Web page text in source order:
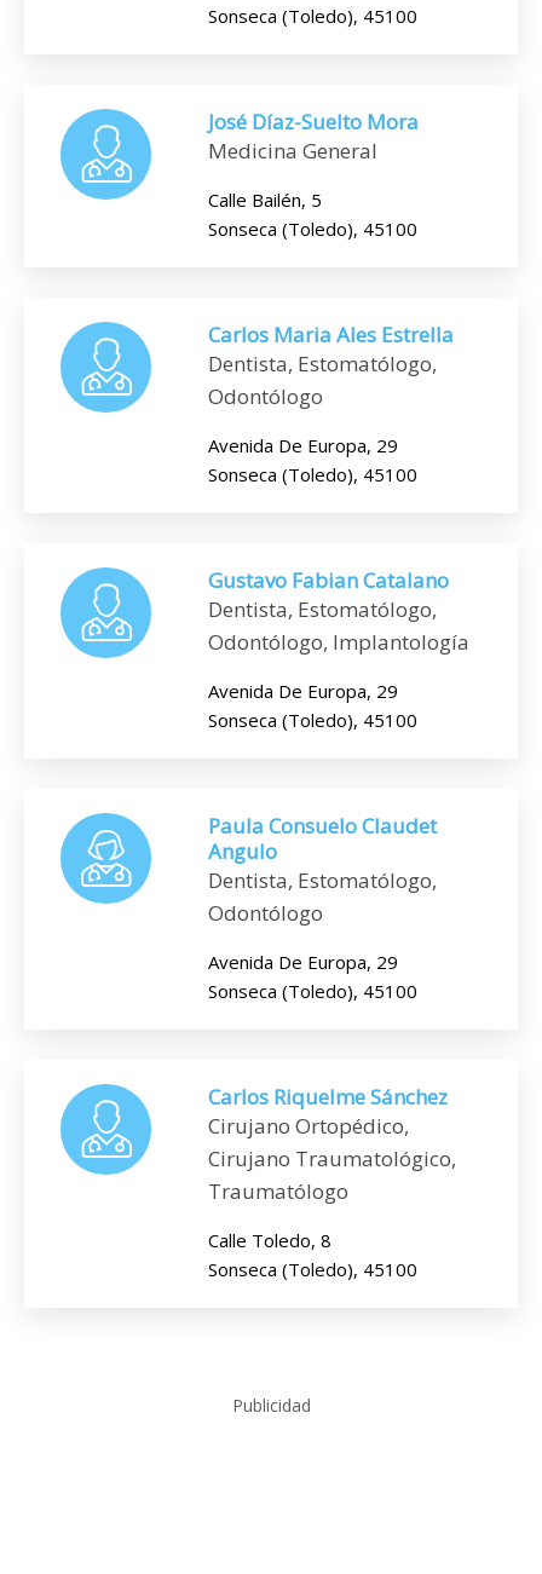
Sonseca (Toledo), 45100
José Díaz-Suelto Mora
Medicina General
Calle Bailén, 5
Sonseca (Toledo), 45100
Carlos Maria Ales Estrella
Dentista, Estomatólogo,
Odontólogo
Avenida De Europa, 29
Sonseca (Toledo), 45100
Gustavo Fabian Catalano
Dentista, Estomatólogo,
Odontólogo, Implantología
Avenida De Europa, 29
Sonseca (Toledo), 45100
Paula Consuelo Claudet
Angulo
Dentista, Estomatólogo,
Odontólogo
Avenida De Europa, 29
Sonseca (Toledo), 45100
Carlos Riquelme Sánchez
Cirujano Ortopédico,
Cirujano Traumatológico,
Traumatólogo
Calle Toledo, 8
Sonseca (Toledo), 45100
Publicidad